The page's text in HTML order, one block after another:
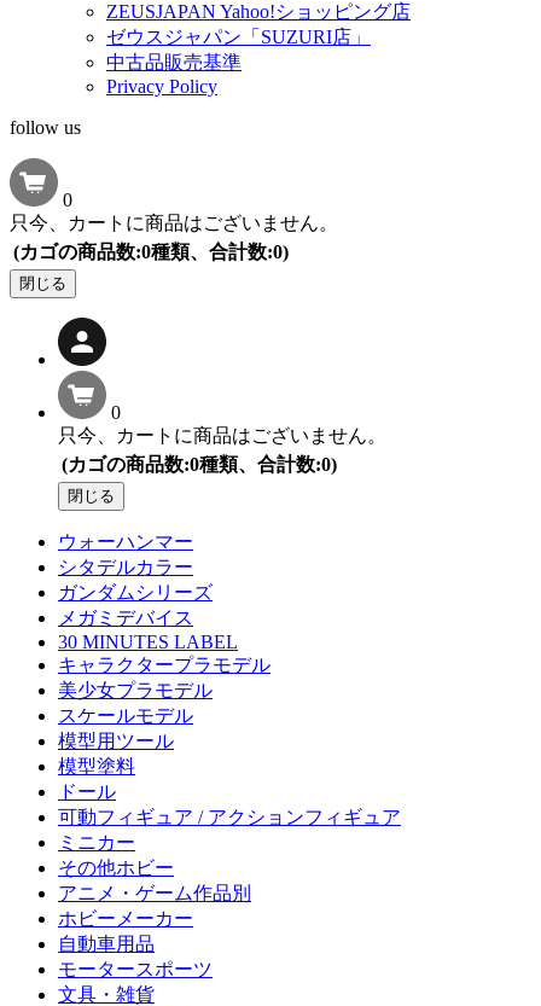
ZEUSJAPAN Yahoo!ショッピング店
ゼウスジャパン「SUZURI店」
中古品販売基準
Privacy Policy
follow us
0
只今、カートに商品はございません。
(カゴの商品数:0種類、合計数:0)
閉じる
0
只今、カートに商品はございません。
(カゴの商品数:0種類、合計数:0)
閉じる
ウォーハンマー
シタデルカラー
ガンダムシリーズ
メガミデバイス
30 MINUTES LABEL
キャラクタープラモデル
美少女プラモデル
スケールモデル
模型用ツール
模型塗料
ドール
可動フィギュア / アクションフィギュア
ミニカー
その他ホビー
アニメ・ゲーム作品別
ホビーメーカー
自動車用品
モータースポーツ
文具・雑貨